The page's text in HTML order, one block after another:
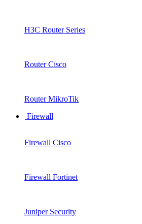
H3C Router Series
Router Cisco
Router MikroTik
Firewall
Firewall Cisco
Firewall Fortinet
Juniper Security